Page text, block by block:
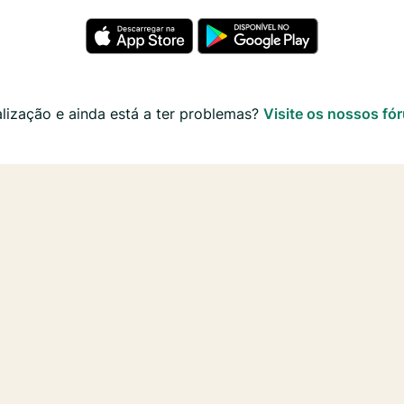
e ainda está a ter problemas? Visite os nossos